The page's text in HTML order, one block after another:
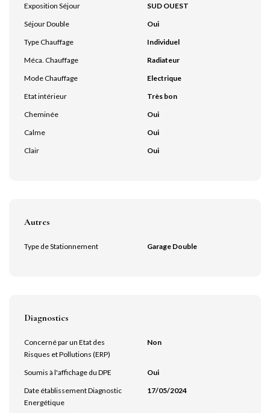
Exposition Séjour
SUD OUEST
Séjour Double
Oui
Type Chauffage
Individuel
Méca. Chauffage
Radiateur
Mode Chauffage
Electrique
Etat intérieur
Très bon
Cheminée
Oui
Calme
Oui
Clair
Oui
Autres
Type de Stationnement Garage Double
Diagnostics
Concerné par un Etat des
Risques et Pollutions (ERP)
Non
Soumis à l'affichage du DPE
Oui
Date établissement Diagnostic
Energétique
17/05/2024